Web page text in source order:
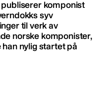
komponist
syv
til verk av
norske komponister,
han nylig startet på